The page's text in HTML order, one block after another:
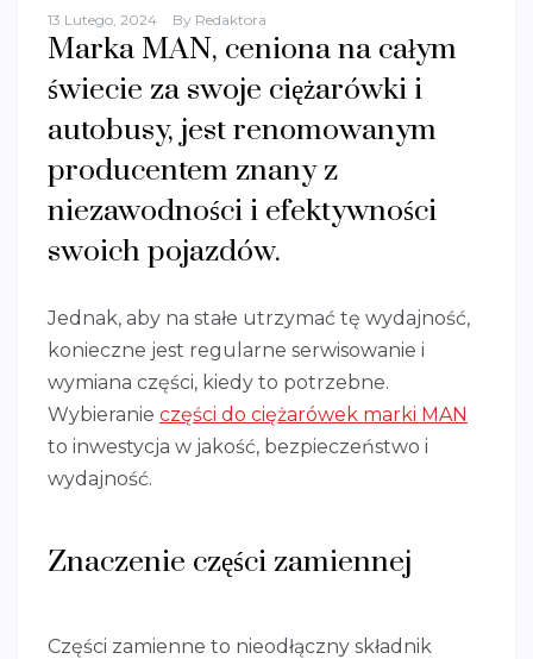
13 Lutego, 2024 By Redaktora
Marka MAN, ceniona na całym
świecie za swoje ciężarówki i
autobusy, jest renomowanym
producentem znany z
niezawodności i efektywności
swoich pojazdów.
Jednak, aby na stałe utrzymać tę wydajność,
konieczne jest regularne serwisowanie i
wymiana części, kiedy to potrzebne.
Wybieranie części do ciężarówek marki MAN
to inwestycja w jakość, bezpieczeństwo i
wydajność.
Znaczenie części zamiennej
Części zamienne to nieodłączny składnik